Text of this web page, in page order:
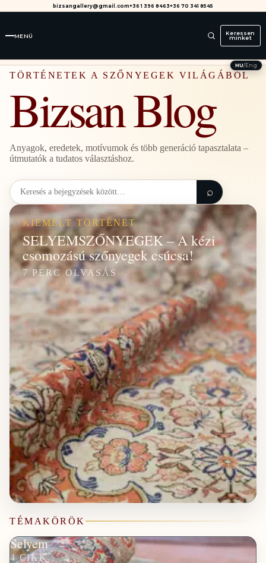
bizsangallery@gmail.com+36 1 396 8463+36 70 341 8545
MENÜ Keressen
minket
HU/Eng
TÖRTÉNETEK A SZŐNYEGEK VILÁGÁBÓL
Bizsan Blog
Anyagok, eredetek, motívumok és több generáció tapasztalata –
útmutatók a tudatos választáshoz.
Keresés a blogban
⌕
KIEMELT TÖRTÉNET
SELYEMSZŐNYEGEK – A kézi
csomozású szőnyegek csúcsa!
7 PERC OLVASÁS
TÉMAKÖRÖK
Selyem
4 CIKK